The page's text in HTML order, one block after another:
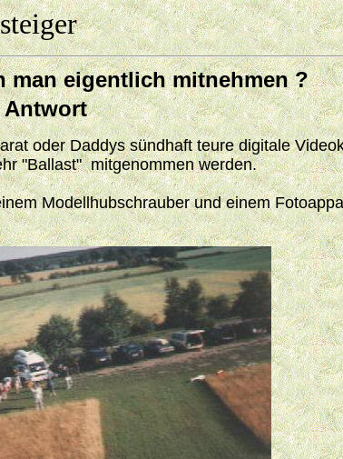
man eigentlich mitnehmen ?
Antwort
oder Daddys sündhaft teure digitale
"Ballast" mitgenommen werden.
Modellhubschrauber und einem